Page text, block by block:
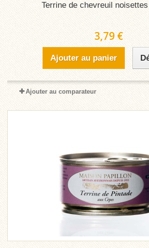
Terrine de chevreuil
3,79 €
Ajouter au panier
Ajouter au comparateur